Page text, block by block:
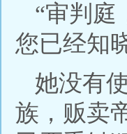
“审判庭
您已经知
她没有
族，贩卖